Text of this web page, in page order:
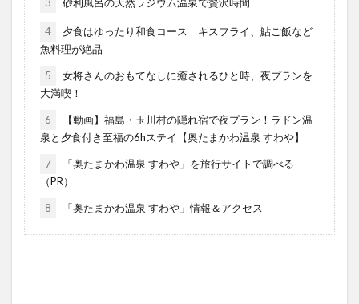
4
夕食はゆったり和食コース キスフライ、鮎ご飯など
魚料理が絶品
5
女将さんのおもてなしに癒されるひと時、夜プランを
大満喫！
6
【動画】福島・玉川村の隠れ宿で夜プラン！ラドン温
泉と夕食付き至福の6hステイ【奥たまかわ温泉 すわや】
7
「奥たまかわ温泉 すわや」を旅行サイトで調べる
（PR）
8 「奥たまかわ温泉 すわや」情報＆アクセス